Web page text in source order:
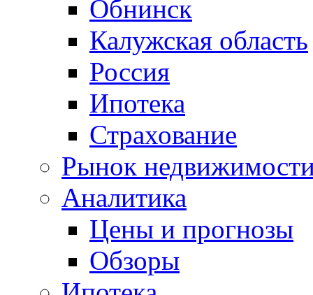
Обнинск
Калужская область
Россия
Ипотека
Страхование
Рынок
Аналитика
Цены и прогнозы
Обзоры